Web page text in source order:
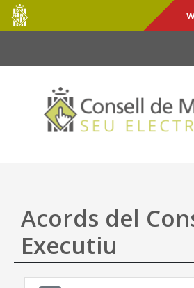
Salta al contingut principal
Consell
de
Mallorca
Acords del
Executiu